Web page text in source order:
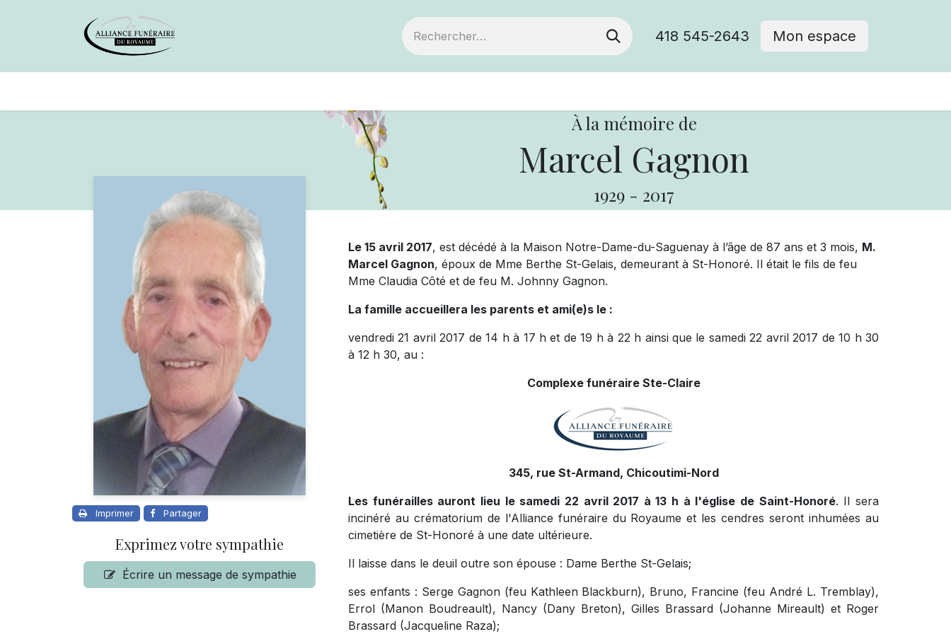
418 545-2643 Mon espace
À la mémoire de
Marcel Gagnon
1929 - 2017
Imprimer Partager
Exprimez votre sympathie
Écrire un message de sympathie
Le 15 avril 2017, est décédé à la Maison Notre-Dame-du-Saguenay à l’âge de 87 ans et 3 mois, M.
Marcel Gagnon, époux de Mme Berthe St-Gelais, demeurant à St-Honoré. Il était le fils de feu
Mme Claudia Côté et de feu M. Johnny Gagnon.
La famille accueillera les parents et ami(e)s le :
vendredi 21 avril 2017 de 14 h à 17 h et de 19 h à 22 h ainsi que le samedi 22 avril 2017 de 10 h 30
à 12 h 30, au :
Complexe funéraire Ste-Claire
345, rue St-Armand, Chicoutimi-Nord
Les funérailles auront lieu le samedi 22 avril 2017 à 13 h à l'église de Saint-Honoré. Il sera
incinéré au crématorium de l'Alliance funéraire du Royaume et les cendres seront inhumées au
cimetière de St-Honoré à une date ultérieure.
Il laisse dans le deuil outre son épouse : Dame Berthe St-Gelais;
ses enfants : Serge Gagnon (feu Kathleen Blackburn), Bruno, Francine (feu André L. Tremblay),
Errol (Manon Boudreault), Nancy (Dany Breton), Gilles Brassard (Johanne Mireault) et Roger
Brassard (Jacqueline Raza);